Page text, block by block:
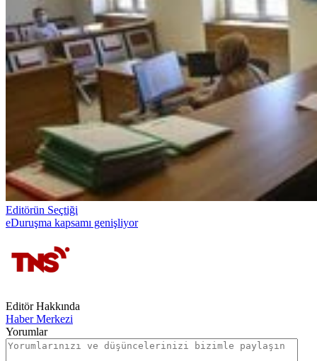
Editörün Seçtiği
eDuruşma kapsamı genişliyor
Editör Hakkında
Haber Merkezi
Yorumlar